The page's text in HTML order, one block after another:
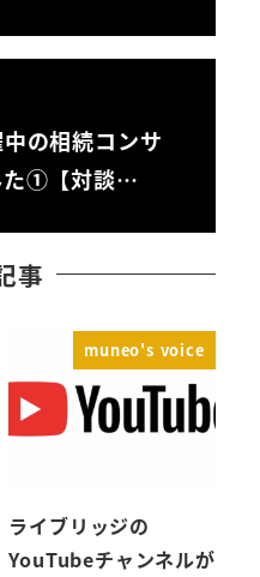
中の相続コンサ
た①【対談…
事
muneo's voice
ライブリッジの
YouTubeチャンネルが